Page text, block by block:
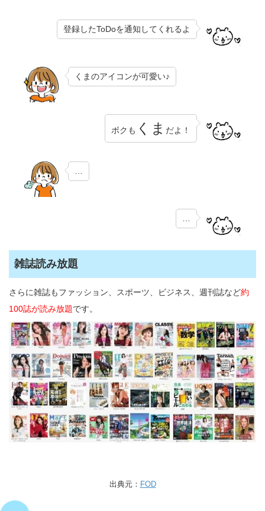
登録したToDoを通知してくれるよ
くまのアイコンが可愛い♪
ボクも くま だよ！
雑誌読み放題
さらに雑誌もファッション、スポーツ、ビジネス、週刊誌など約
100誌が読み放題です。
出典元： FOD